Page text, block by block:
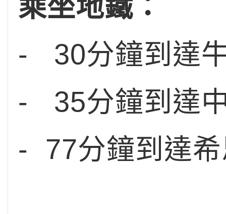
乘坐地鐵：
- 30分鐘到達
- 35分鐘到達
- 77分鐘到達